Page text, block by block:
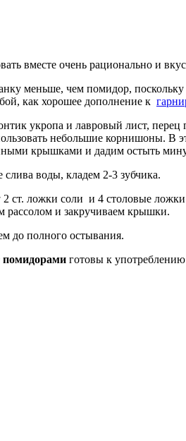
вместе очень рационально и
меньше, чем помидор,
как хорошее дополнение к
укропа и лавровый лист,
небольшие корнишоны. В
крышками и дадим остыть
воды, кладем 2-3 зубчика.
ст. ложки соли и 4 столовые
рассолом и закручиваем крышки.
до полного остывания.
помидорами готовы к